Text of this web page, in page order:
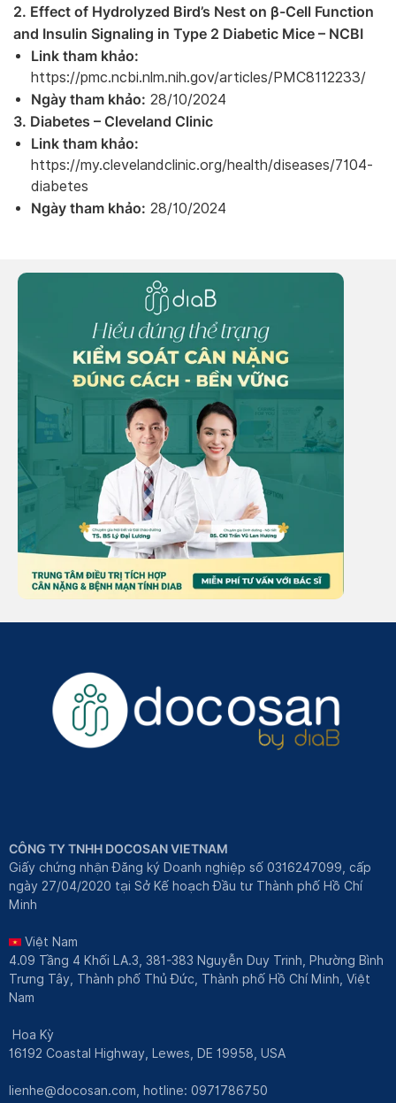
2. Effect of Hydrolyzed Bird’s Nest on β-Cell Function
and Insulin Signaling in Type 2 Diabetic Mice – NCBI
Link tham khảo:
https://pmc.ncbi.nlm.nih.gov/articles/PMC8112233/
Ngày tham khảo: 28/10/2024
3. Diabetes – Cleveland Clinic
Link tham khảo:
https://my.clevelandclinic.org/health/diseases/7104-
diabetes
Ngày tham khảo: 28/10/2024
CÔNG TY TNHH DOCOSAN VIETNAM
Giấy chứng nhận Đăng ký Doanh nghiệp số 0316247099, cấp
ngày 27/04/2020 tại Sở Kế hoạch Đầu tư Thành phố Hồ Chí
Minh
Việt Nam
4.09 Tầng 4 Khối LA.3, 381-383 Nguyễn Duy Trinh, Phường Bình
Trưng Tây, Thành phố Thủ Đức, Thành phố Hồ Chí Minh, Việt
Nam
Hoa Kỳ
16192 Coastal Highway, Lewes, DE 19958, USA
lienhe@docosan.com , hotline: 0971786750